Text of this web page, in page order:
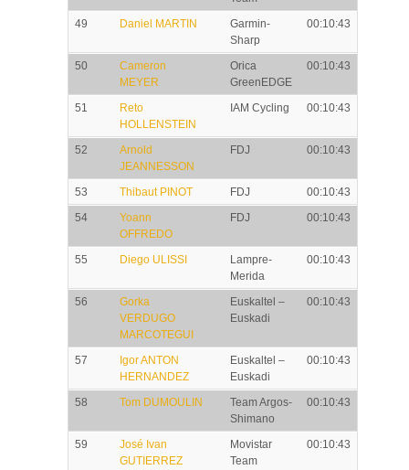
49
Daniel MARTIN
Garmin-
Sharp
00:10:43
50
Cameron
MEYER
Orica
GreenEDGE
00:10:43
51
Reto
HOLLENSTEIN
IAM Cycling 00:10:43
52
Arnold
JEANNESSON
FDJ 00:10:43
53 Thibaut PINOT FDJ
00:10:43
54
Yoann
OFFREDO
FDJ 00:10:43
55 Diego ULISSI
Lampre-
Merida
00:10:43
56
Gorka
VERDUGO
MARCOTEGUI
Euskaltel –
Euskadi
00:10:43
57
Igor ANTON
HERNANDEZ
Euskaltel –
Euskadi
00:10:43
58 Tom DUMOULIN
Team Argos-
Shimano
00:10:43
59
José Ivan
GUTIERREZ
Movistar
Team
00:10:43